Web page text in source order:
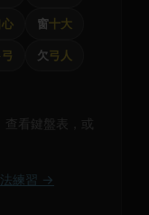
窗十大
弓 欠弓人
查看鍵盤表，或
練習 →